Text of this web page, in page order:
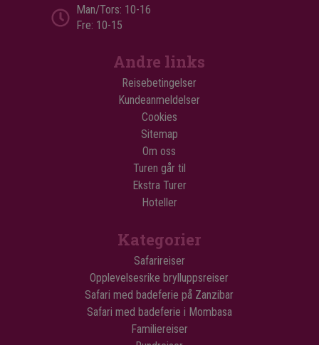
Man/Tors: 10-16
Fre: 10-15
Andre links
Reisebetingelser
Kundeanmeldelser
Cookies
Sitemap
Om oss
Turen går til
Ekstra Turer
Hoteller
Kategorier
Safarireiser
Opplevelsesrike brylluppsreiser
Safari med badeferie på Zanzibar
Safari med badeferie i Mombasa
Familiereiser